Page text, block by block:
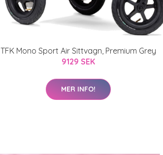
TFK Mono Sport Air Sittvagn, Premium Grey
9129 SEK
MER INFO!